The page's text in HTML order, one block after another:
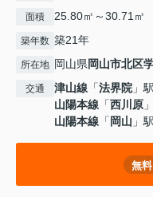
面積 25.80㎡～30.71㎡
築年数 築21年
所在地 岡山県岡山市北区
交通 津山線 「法界院 」
山陽本線 「西川原
山陽本線 「 岡山 」
無料